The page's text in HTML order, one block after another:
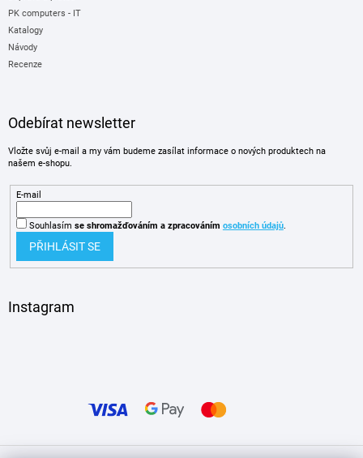
PK computers - IT
Katalogy
Návody
Recenze
Odebírat newsletter
Vložte svůj e-mail a my vám budeme zasílat informace o nových produktech na
našem e-shopu.
E-mail
Souhlasím se shromažďováním a zpracováním osobních údajů.
PŘIHLÁSIT SE
Instagram